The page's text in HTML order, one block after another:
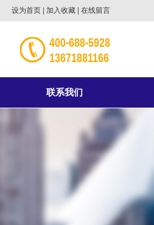
设为首页 加入收藏 在线留言
400-688-5928
13671881166
联系我们